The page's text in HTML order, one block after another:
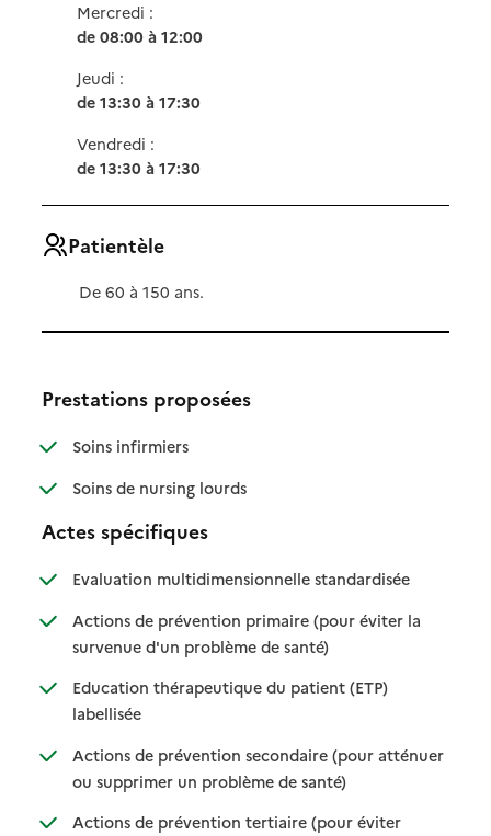
Mercredi :
de 08:00 à 12:00
Jeudi :
de 13:30 à 17:30
Vendredi :
de 13:30 à 17:30
Patientèle
De 60 à 150 ans.
Prestations proposées
Soins infirmiers: disponible
: non disponible
Soins de nursing lourds: disponible
: non disponible
Actes spécifiques
Evaluation multidimensionnelle standardisée: disponible
: non
Actions de prévention primaire (pour éviter la
survenue d'un problème de santé): disponible
: non disponible
Education thérapeutique du patient (ETP)
labellisée: disponible
: non disponible
Actions de prévention secondaire (pour atténuer
ou supprimer un problème de santé): disponible
: non disponible
Actions de prévention tertiaire (pour éviter